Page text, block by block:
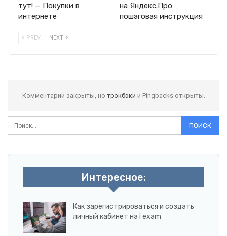
тут! — Покупки в
интернете
на Яндекс.Про:
пошаговая инструкция
PREV NEXT
Комментарии закрыты, но трэкбэки и Pingbacks открыты.
Интересное:
Как зарегистрироваться и создать
личный кабинет на i exam